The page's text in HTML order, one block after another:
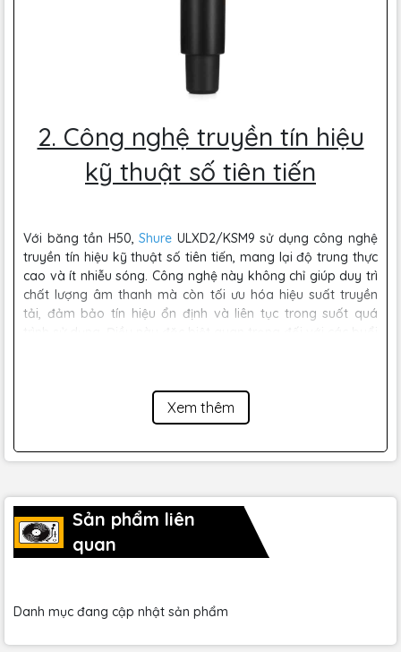
2. Công nghệ truyền tín hiệu
kỹ thuật số tiên tiến
Với băng tần H50,Shure ULXD2/KSM9 sử dụng công nghệ
truyền tín hiệu kỹ thuật số tiên tiến, mang lại độ trung thực
cao và ít nhiễu sóng. Công nghệ này không chỉ giúp duy trì
chất lượng âm thanh mà còn tối ưu hóa hiệu suất truyền
tải, đảm bảo tín hiệu ổn định và liên tục trong suốt quá
Xem thêm
Sản phẩm liên
quan
Danh mục đang cập nhật sản phẩm